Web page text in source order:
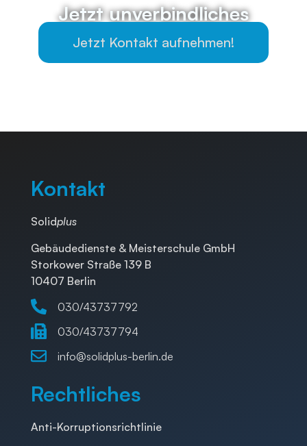
Jetzt unverbindliches
Angebot einholen
Jetzt Kontakt aufnehmen!
Kontakt
Solidplus
Gebäudedienste & Meisterschule GmbH
Storkower Straße 139 B
10407 Berlin
030/43737792
030/43737794
info@solidplus-berlin.de
Rechtliches
Anti-Korruptionsrichtlinie